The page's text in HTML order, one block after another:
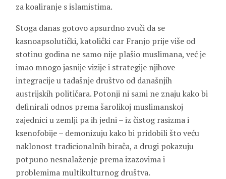
za koaliranje s islamistima.
Stoga danas gotovo apsurdno zvuči da se
kasnoapsolutički, katolički car Franjo prije više od
stotinu godina ne samo nije plašio muslimana, već je
imao mnogo jasnije vizije i strategije njihove
integracije u tadašnje društvo od današnjih
austrijskih političara. Potonji ni sami ne znaju kako bi
definirali odnos prema šarolikoj muslimanskoj
zajednici u zemlji pa ih jedni – iz čistog rasizma i
ksenofobije – demonizuju kako bi pridobili što veću
naklonost tradicionalnih birača, a drugi pokazuju
potpuno nesnalaženje prema izazovima i
problemima multikulturnog društva.